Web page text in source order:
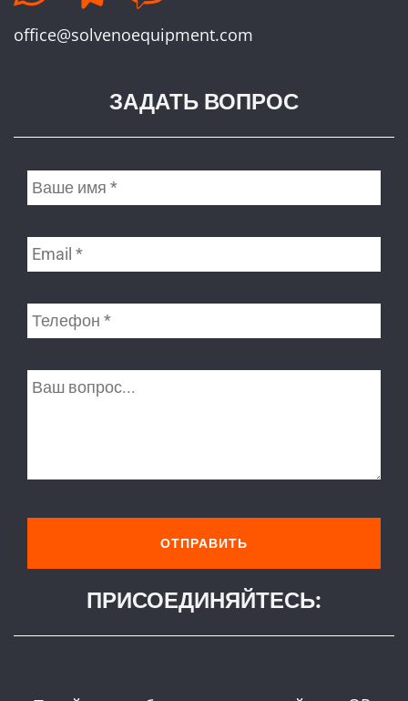
office@solvenoequipment.com
ЗАДАТЬ ВОПРОС
ПРИСОЕДИНЯЙТЕСЬ: